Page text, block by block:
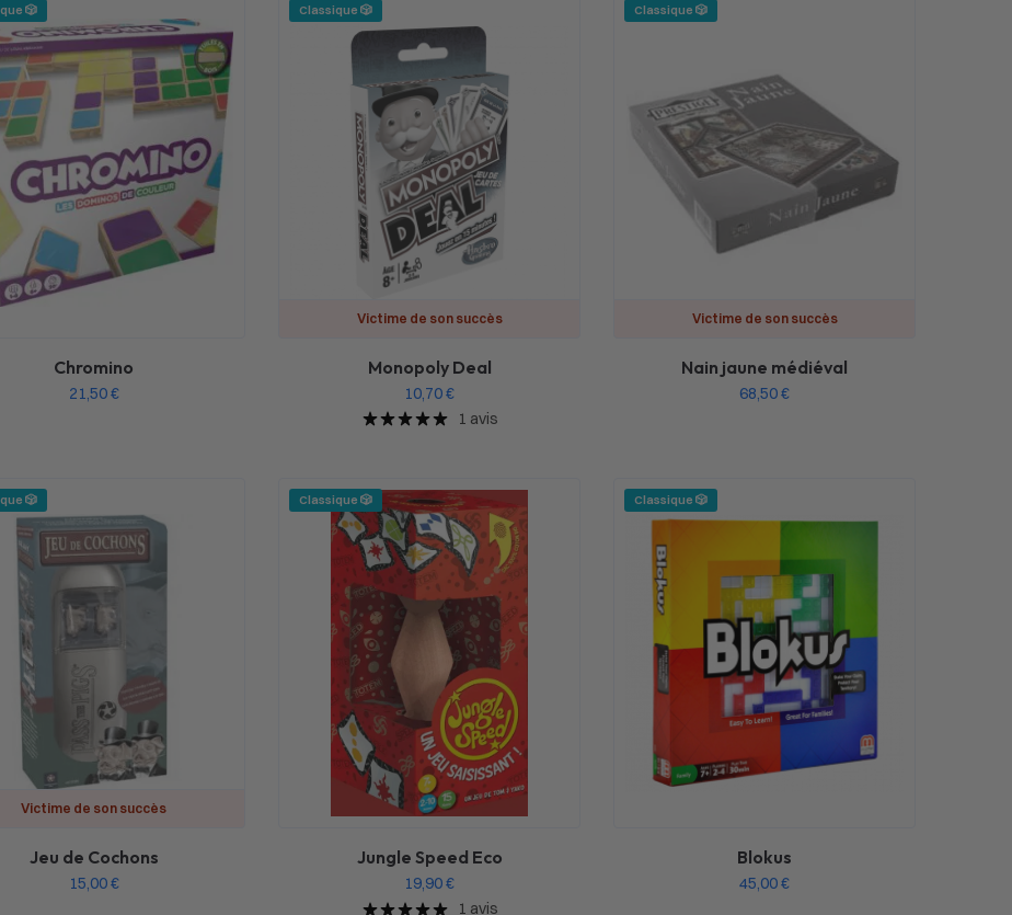
🎲
Chromino
21,50€
Classique 🎲
Victime de son succès
Monopoly Deal
10,70€
1 avis
Classique 🎲
Victime de son succès
Nain jaune médiéval
68,50€
🎲
Victime de son succès
Jeu de Cochons
15,00€
Classique 🎲
Jungle Speed Eco
19,90€
1 avis
Classique 🎲
Blokus
45,00€